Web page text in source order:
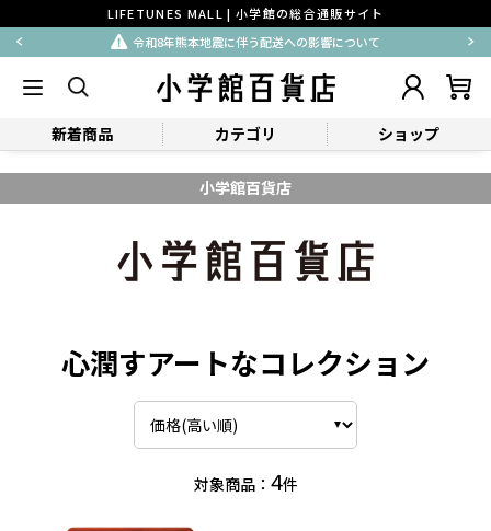
LIFETUNES MALL | 小学館の総合通販サイト
令和8年熊本地震に伴う配送への影響について
新着商品 カテゴリ ショップ
小学館百貨店
心潤すアートなコレクション
対象商品： 4件